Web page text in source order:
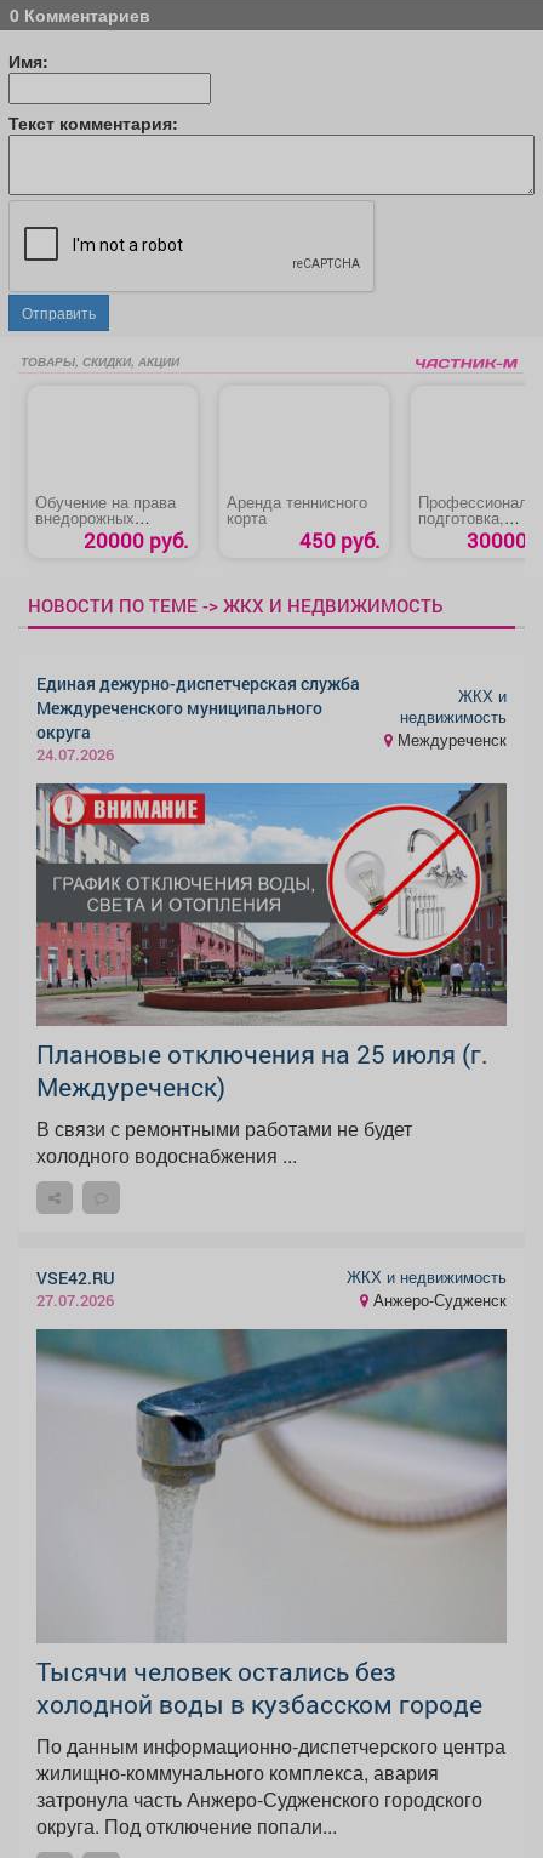
0 Комментариев
Имя:
Текст комментария:
Отправить
ТОВАРЫ, СКИДКИ, АКЦИИ
Обучение на права
внедорожных
мототранспортных
средств категории AI
20000 руб.
Аренда теннисного
корта
450 руб.
подготовка,
переподготовка,
повышение
бульдозера»
30000
НОВОСТИ ПО ТЕМЕ -> ЖКХ И НЕДВИЖИМОСТЬ
Единая дежурно-диспетчерская служба
Междуреченского муниципального
округа
24.07.2026
ЖКХ и
недвижимость
Междуреченск
Плановые отключения на 25 июля (г.
Междуреченск)
В связи с ремонтными работами не будет
холодного водоснабжения ...
VSE42.RU
27.07.2026
ЖКХ и недвижимость
Анжеро-Судженск
Тысячи человек остались без
холодной воды в кузбасском городе
По данным информационно-диспетчерского центра
жилищно-коммунального комплекса, авария
затронула часть Анжеро-Судженского городского
округа. Под отключение попали...